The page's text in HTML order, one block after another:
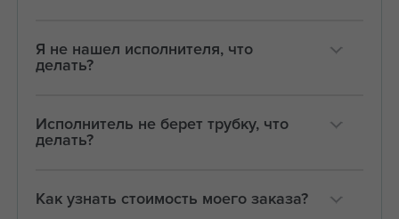
Я не нашел исполнителя, что
делать?
Исполнитель не берет трубку, что
делать?
Как узнать стоимость моего заказа?